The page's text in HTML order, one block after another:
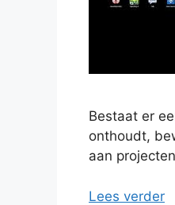
Bestaat er
onthoudt,
aan
Lees verder